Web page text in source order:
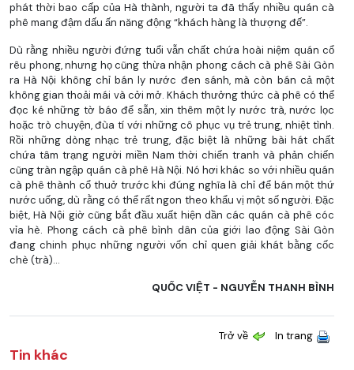
phát thời bao cấp của Hà thành, người ta đã thấy nhiều quán cà
phê mang đậm dấu ấn năng động “khách hàng là thượng đế”.
Dù rằng nhiều người đứng tuổi vẫn chất chứa hoài niệm quán cổ
rêu phong, nhưng họ cũng thừa nhận phong cách cà phê Sài Gòn
ra Hà Nội không chỉ bán ly nước đen sánh, mà còn bán cả một
không gian thoải mái và cởi mở. Khách thưởng thức cà phê có thể
đọc ké những tờ báo để sẵn, xin thêm một ly nước trà, nước lọc
hoặc trò chuyện, đùa tí với những cô phục vụ trẻ trung, nhiệt tình.
Rồi những dòng nhạc trẻ trung, đặc biệt là những bài hát chất
chứa tâm trạng người miền Nam thời chiến tranh và phản chiến
cũng tràn ngập quán cà phê Hà Nội. Nó hơi khác so với nhiều quán
cà phê thành cổ thuở trước khi đúng nghĩa là chỉ để bán một thứ
nước uống, dù rằng có thể rất ngon theo khẩu vị một số người. Đặc
biệt, Hà Nội giờ cũng bắt đầu xuất hiện dần các quán cà phê cóc
vỉa hè. Phong cách cà phê bình dân của giới lao động Sài Gòn
đang chinh phục những người vốn chỉ quen giải khát bằng cốc
chè (trà)...
QUỐC VIỆT - NGUYỄN THANH BÌNH
Trở về In trang
Tin khác